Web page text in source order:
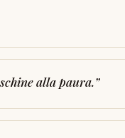
alla paura.”